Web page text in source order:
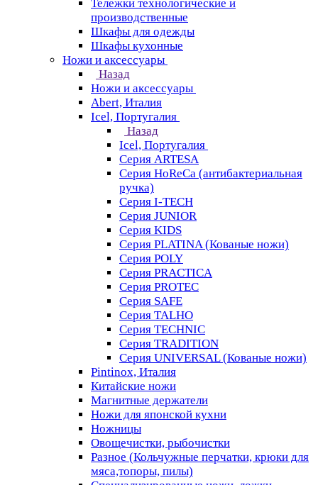
Тележки технологические и
производственные
Шкафы для одежды
Шкафы кухонные
Ножи и аксессуары
Назад
Ножи и аксессуары
Abert, Италия
Icel, Португалия
Назад
Icel, Португалия
Серия ARTESA
Серия HoReCa (антибактериальная
ручка)
Серия I-TECH
Серия JUNIOR
Серия KIDS
Серия PLATINA (Кованые ножи)
Серия POLY
Серия PRACTICA
Серия PROTEC
Серия SAFE
Серия TALHO
Серия TECHNIC
Серия TRADITION
Серия UNIVERSAL (Кованые ножи)
Pintinox, Италия
Китайские ножи
Магнитные держатели
Ножи для японской кухни
Ножницы
Овощечистки, рыбочистки
Разное (Кольчужные перчатки, крюки для
мяса,топоры, пилы)